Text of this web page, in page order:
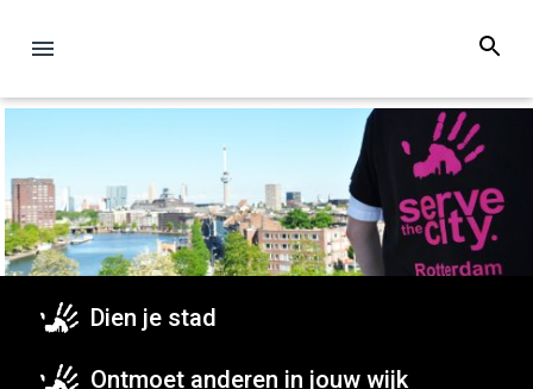
Dien je stad
Ontmoet anderen in jouw wijk